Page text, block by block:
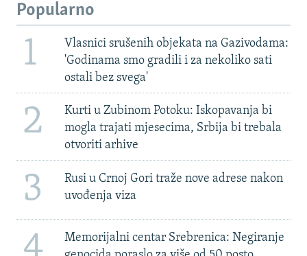
Popularno
1
Vlasnici srušenih objekata na Gazivodama:
'Godinama smo gradili i za nekoliko sati
ostali bez svega'
2
Kurti u Zubinom Potoku: Iskopavanja bi
mogla trajati mjesecima, Srbija bi trebala
otvoriti arhive
3
Rusi u Crnoj Gori traže nove adrese nakon
uvođenja viza
Memorijalni centar Srebrenica: Negiranje